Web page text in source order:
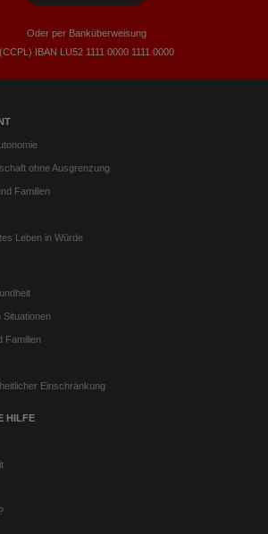
ohne Ausgrenzung
Familien
Leben in Würde
Situationen
Familien
Einschränkung
HILFE
Oder per Banküberweisung
(CCPL) IBAN LU52​ 1111​ 0000​ 1111​ 0000